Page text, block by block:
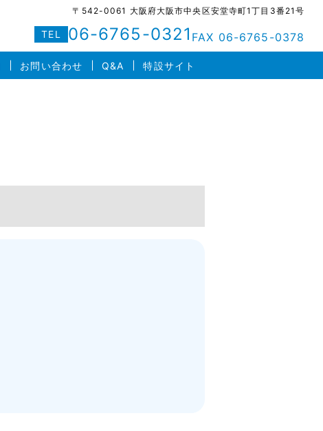
お問い合わせ Q&A 特設サイト
〒542-0061 大阪府大阪市中央区安堂寺町1丁目3番21号
TEL 06-6765-0321 FAX 06-6765-0378